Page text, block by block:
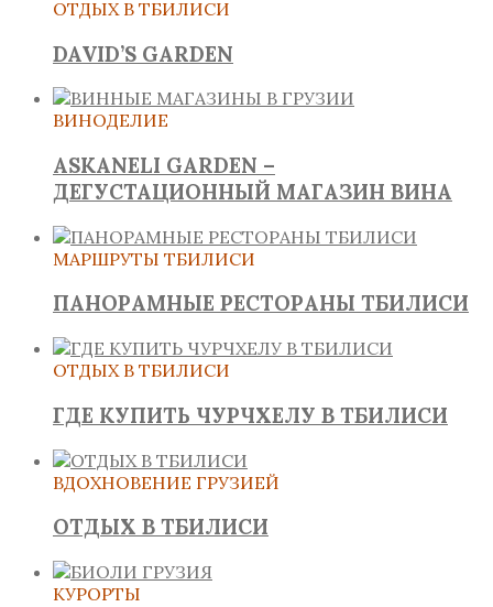
ОТДЫХ В ТБИЛИСИ
DAVID’S GARDEN
ВИНОДЕЛИЕ
ASKANELI GARDEN –
ДЕГУСТАЦИОННЫЙ МАГАЗИН ВИНА
МАРШРУТЫ ТБИЛИСИ
ПАНОРАМНЫЕ РЕСТОРАНЫ ТБИЛИСИ
ОТДЫХ В ТБИЛИСИ
ГДЕ КУПИТЬ ЧУРЧХЕЛУ В ТБИЛИСИ
ВДОХНОВЕНИЕ ГРУЗИЕЙ
ОТДЫХ В ТБИЛИСИ
КУРОРТЫ